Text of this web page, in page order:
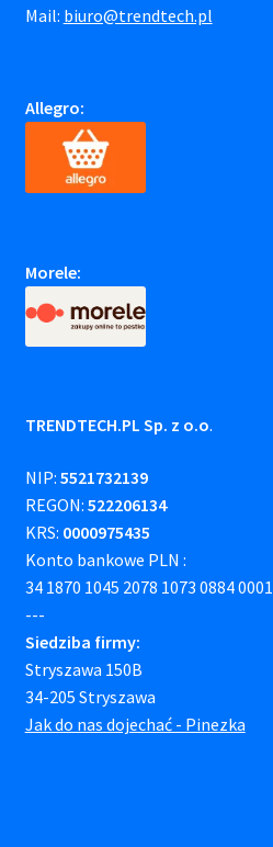
Mail: biuro@trendtech.pl
Allegro:
Morele:
TRENDTECH.PL Sp. z o.o.
NIP: 5521732139
REGON: 522206134
KRS: 0000975435
Konto bankowe PLN :
34 1870 1045 2078 1073 0884 0001
---
Siedziba firmy:
Stryszawa 150B
34-205 Stryszawa
Jak do nas dojechać - Pinezka